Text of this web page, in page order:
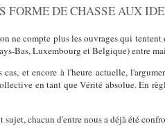
FORME DE CHASSE AUX
ne compte plus les ouvrages qui
Bas, Luxembourg et Belgique) entre
et encore à l'heure actuelle,
en tant que Vérité absolue. En
sujet, chacun d'entre nous a déjà été